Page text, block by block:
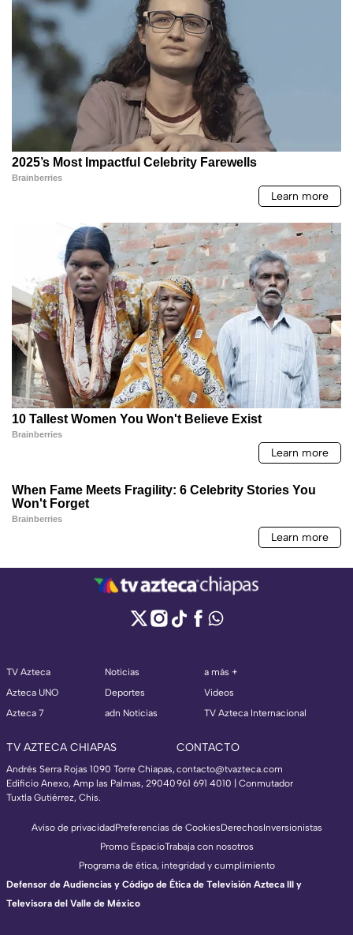
TV Azteca
Azteca UNO
Azteca 7
Noticias
Deportes
adn Noticias
a más +
Videos
TV Azteca Internacional
TV AZTECA CHIAPAS
Andrés Serra Rojas 1090 Torre Chiapas,
Edificio Anexo, Amp las Palmas, 29040
Tuxtla Gutiérrez, Chis.
CONTACTO
contacto@tvazteca.com
961 691 4010 | Conmutador
Aviso de privacidadPreferencias de CookiesDerechosInversionistas
Promo EspacioTrabaja con nosotros
Programa de ética, integridad y cumplimiento
Defensor de Audiencias y Código de Ética de Televisión Azteca III y
Televisora del Valle de México